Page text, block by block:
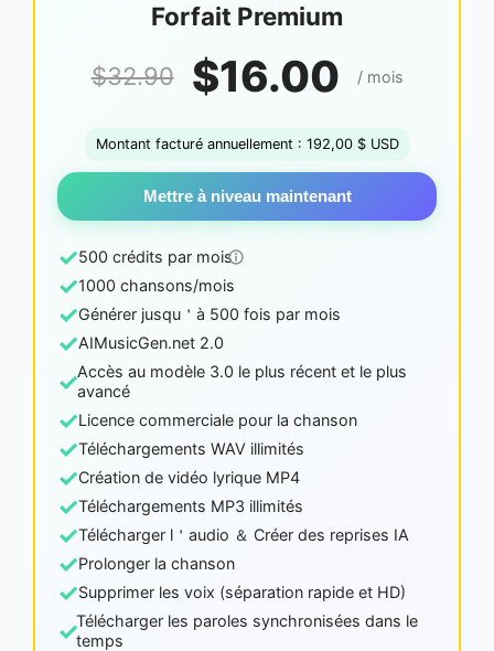
Forfait Premium
$32.90 $16.00 / mois
Montant facturé annuellement : 192,00 $ USD
Mettre à niveau maintenant
✓500 crédits par mois
✓1000 chansons/mois
✓Générer jusqu＇à 500 fois par mois
✓AIMusicGen.net 2.0
✓Accès au modèle 3.0 le plus récent et le plus
avancé
✓Licence commerciale pour la chanson
✓Téléchargements WAV illimités
✓Création de vidéo lyrique MP4
✓Téléchargements MP3 illimités
✓Télécharger l＇audio ＆ Créer des reprises IA
✓Prolonger la chanson
✓Supprimer les voix (séparation rapide et HD)
✓Télécharger les paroles synchronisées dans le
temps